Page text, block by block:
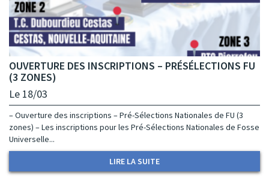
OUVERTURE DES INSCRIPTIONS – PRÉSÉLECTIONS FU
(3 ZONES)
Le 18/03
– Ouverture des inscriptions – Pré-Sélections Nationales de FU (3
zones) – Les inscriptions pour les Pré-Sélections Nationales de Fosse
Universelle...
LIRE LA SUITE